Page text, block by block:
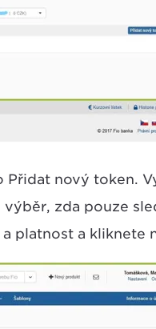
nový token.
zda pouze
platnost a kliknete